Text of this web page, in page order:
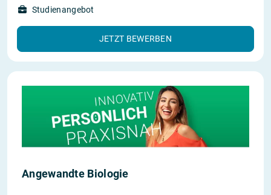
Studienangebot
JETZT BEWERBEN
Angewandte Biologie